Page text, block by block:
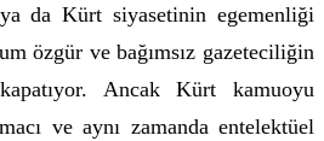
da Kürt siyasetinin egemenliği
özgür ve bağımsız gazeteciliğin
Ancak Kürt kamuoyu
ve aynı zamanda entelektüel